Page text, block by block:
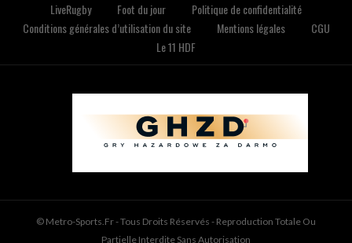
LiveRugby
Foot du jour
Politique de confidentialité
Conditions générales d’utilisation du site
Mentions légales
CGU
Le 11 HDF
© Metro-Sports.fr - Tous Droits Réservés - Reproduction Totale Ou
Partielle Interdite Sans Autorisation